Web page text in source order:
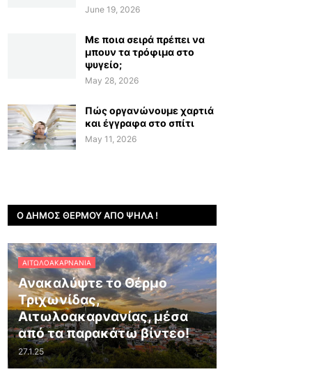
June 19, 2026
Με ποια σειρά πρέπει να
μπουν τα τρόφιμα στο
ψυγείο;
May 28, 2026
Πώς οργανώνουμε χαρτιά
και έγγραφα στο σπίτι
May 11, 2026
Ο ΔΉΜΟΣ ΘΈΡΜΟΥ ΑΠΌ ΨΗΛΆ !
ΑΙΤΩΛΟΑΚΑΡΝΑΝΊΑ
Ανακαλύψτε το Θέρμο
Τριχωνίδας,
Αιτωλοακαρνανίας, μέσα
από τα παρακάτω βίντεο!
27.1.25